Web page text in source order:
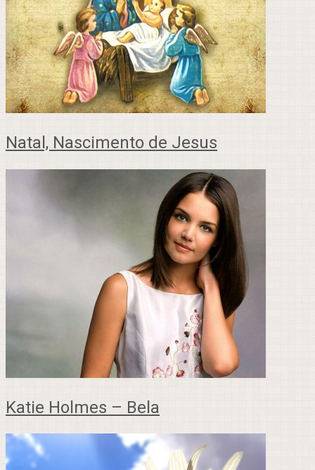
Natal, Nascimento de Jesus
Katie Holmes – Bela